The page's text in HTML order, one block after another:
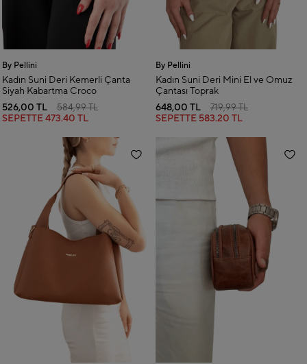
By Pellini
Kadın Suni Deri Kemerli Çanta
Siyah Kabartma Croco
526,00 TL
584,99 TL
SEPETTE473.40 TL
By Pellini
Kadın Suni Deri Mini El ve Omuz
Çantası Toprak
648,00 TL
719,99 TL
SEPETTE 583.20 TL